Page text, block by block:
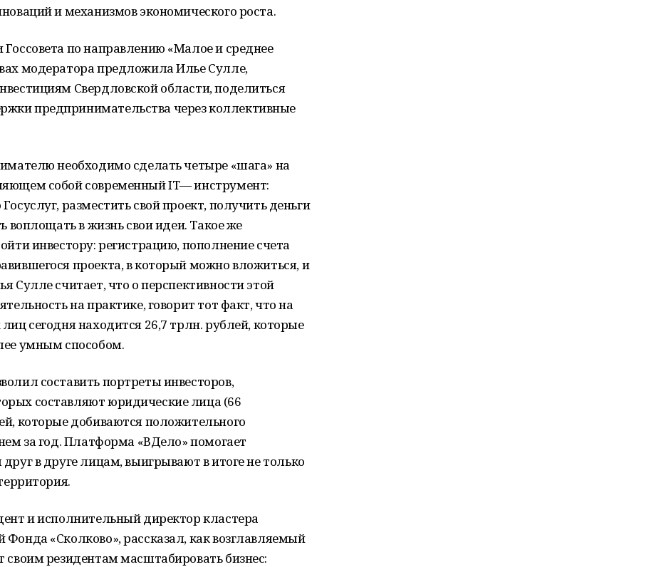
и механизмов экономического роста.
по направлению «Малое и среднее
модератора предложила Илье Сулле,
Свердловской области, поделиться
предпринимательства через коллективные
необходимо сделать четыре «шага» на
собой современный IТ— инструмент:
разместить свой проект, получить деньги
воплощать в жизнь свои идеи. Такое же
инвестору: регистрацию, пополнение счета
проекта, в который можно вложиться, и
Сулле считает, что о перспективности этой
на практике, говорит тот факт, что на
сегодня находится 26,7 трлн. рублей, которые
умным способом.
составить портреты инвесторов,
составляют юридические лица (66
которые добиваются положительного
за год. Платформа «ВДело» помогает
в друге лицам, выигрывают в итоге не только
и исполнительный директор кластера
«Сколково», рассказал, как возглавляемый
своим резидентам масштабировать бизнес: